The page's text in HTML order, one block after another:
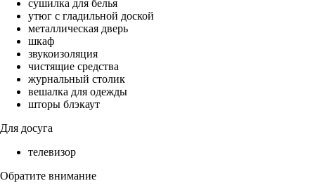
сушилка для белья
утюг с гладильной доской
металлическая дверь
шкаф
звукоизоляция
чистящие средства
журнальный столик
вешалка для одежды
шторы блэкаут
Для досуга
телевизор
Обратите внимание